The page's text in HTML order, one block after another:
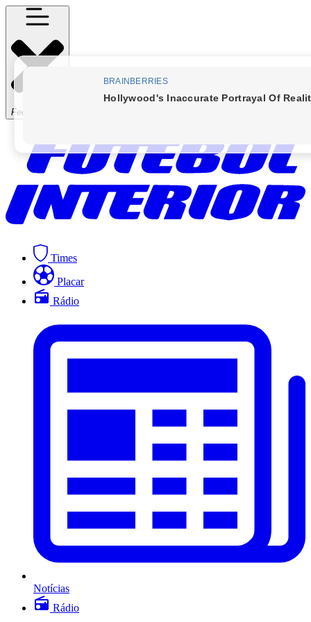
Fechar Menu
Times
Placar
Rádio
Notícias
Rádio